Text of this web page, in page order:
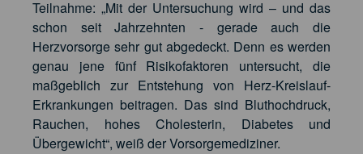
Teilnahme: „Mit der Untersuchung wird – und das
schon seit Jahrzehnten - gerade auch die
Herzvorsorge sehr gut abgedeckt. Denn es werden
genau jene fünf Risikofaktoren untersucht, die
maßgeblich zur Entstehung von Herz-Kreislauf-
Erkrankungen beitragen. Das sind Bluthochdruck,
Rauchen, hohes Cholesterin, Diabetes und
Übergewicht“, weiß der Vorsorgemediziner.